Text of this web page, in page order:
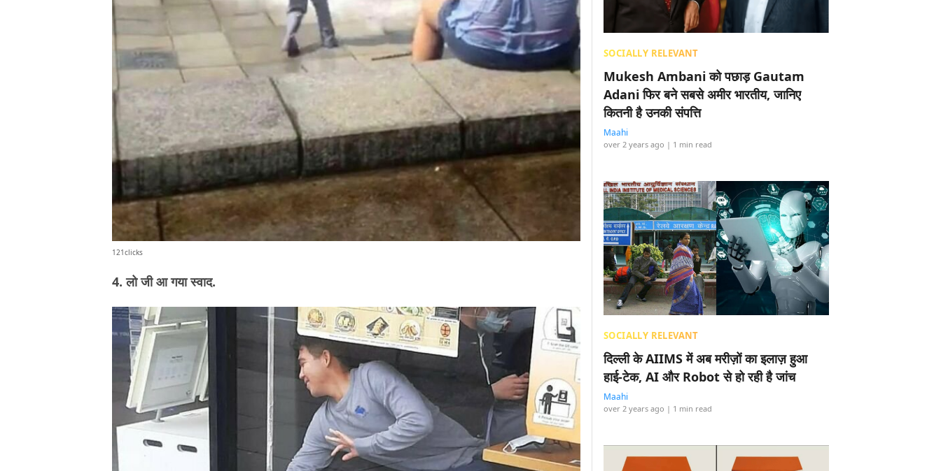
121clicks
4. लो जी आ गया स्वाद.
SOCIALLY RELEVANT
Mukesh Ambani को पछाड़ Gautam
Adani फिर बने सबसे अमीर भारतीय, जानिए
कितनी है उनकी संपत्ति
Maahi
over 2 years ago | 1 min read
SOCIALLY RELEVANT
दिल्ली के AIIMS में अब मरीज़ों का इलाज़ हुआ
हाई-टेक, AI और Robot से हो रही है जांच
Maahi
over 2 years ago | 1 min read